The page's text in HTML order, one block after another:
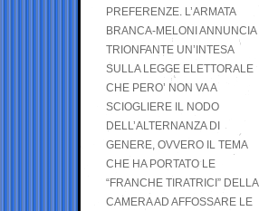
PREFERENZE. L’ARMATA
BRANCA-MELONI ANNUNCIA
TRIONFANTE UN’INTESA
SULLA LEGGE ELETTORALE
CHE PERO’ NON VA A
SCIOGLIERE IL NODO
DELL’ALTERNANZA DI
GENERE, OVVERO IL TEMA
CHE HA PORTATO LE
“FRANCHE TIRATRICI” DELLA
CAMERA AD AFFOSSARE LE